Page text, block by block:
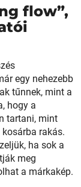
flow”,
egy nehezebb
tűnnek, mint a
hogy a
tartani, mint
rakás.
ha sok a
meg
a márkakép.